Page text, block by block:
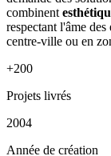
combinent
respectant l'âme
centre-ville ou en
+200
Projets livrés
2004
Année de création